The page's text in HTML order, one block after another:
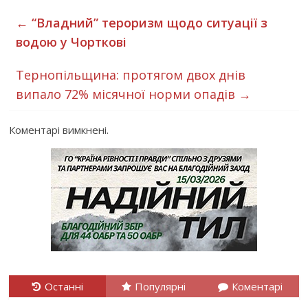
← “Владний” тероризм щодо ситуації з
водою у Чорткові
Тернопільщина: протягом двох днів
випало 72% місячної норми опадів →
Коментарі вимкнені.
Останні Популярні Коментарі